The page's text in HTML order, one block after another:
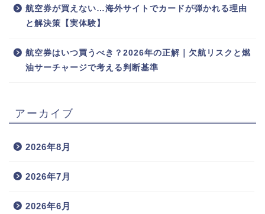
航空券が買えない…海外サイトでカードが弾かれる理由
と解決策【実体験】
航空券はいつ買うべき？2026年の正解｜欠航リスクと燃
油サーチャージで考える判断基準
アーカイブ
2026年8月
2026年7月
2026年6月